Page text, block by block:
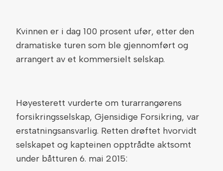
Kvinnen er i dag 100 prosent ufør, etter den
dramatiske turen som ble gjennomført og
arrangert av et kommersielt selskap.
Høyesterett vurderte om turarrangørens
forsikringsselskap, Gjensidige Forsikring, var
erstatningsansvarlig. Retten drøftet hvorvidt
selskapet og kapteinen opptrådte aktsomt
under båtturen 6. mai 2015: